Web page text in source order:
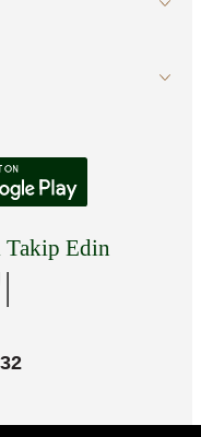
Takip Edin